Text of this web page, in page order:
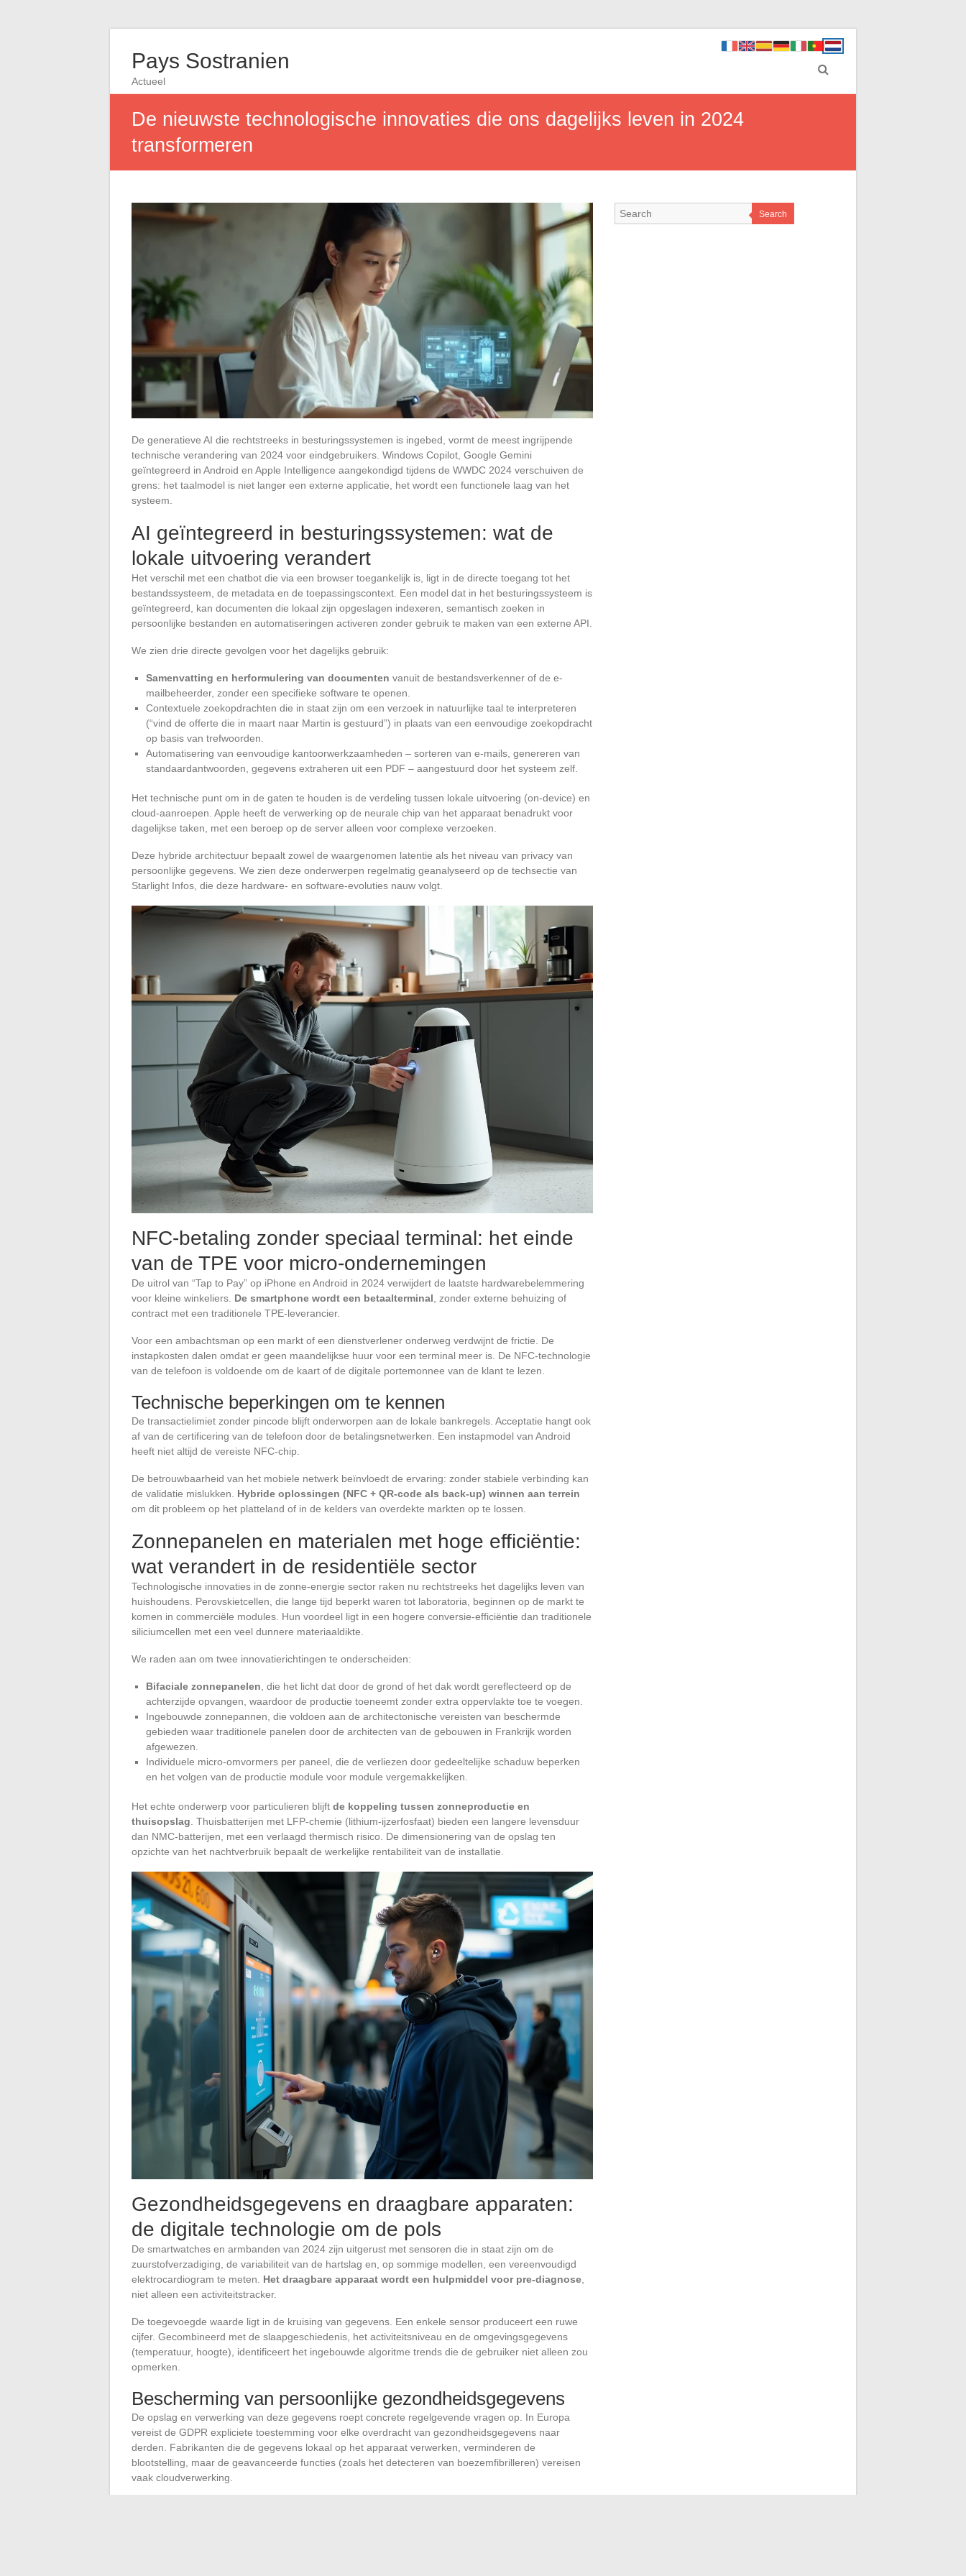
Pays Sostranien
Actueel
De nieuwste technologische innovaties die ons dagelijks leven in 2024
transformeren
De generatieve AI die rechtstreeks in besturingssystemen is ingebed, vormt de meest ingrijpende
technische verandering van 2024 voor eindgebruikers. Windows Copilot, Google Gemini
geïntegreerd in Android en Apple Intelligence aangekondigd tijdens de WWDC 2024 verschuiven de
grens: het taalmodel is niet langer een externe applicatie, het wordt een functionele laag van het
systeem.
AI geïntegreerd in besturingssystemen: wat de
lokale uitvoering verandert
Het verschil met een chatbot die via een browser toegankelijk is, ligt in de directe toegang tot het
bestandssysteem, de metadata en de toepassingscontext. Een model dat in het besturingssysteem is
geïntegreerd, kan documenten die lokaal zijn opgeslagen indexeren, semantisch zoeken in
persoonlijke bestanden en automatiseringen activeren zonder gebruik te maken van een externe API.
We zien drie directe gevolgen voor het dagelijks gebruik:
Samenvatting en herformulering van documenten vanuit de bestandsverkenner of de e-
mailbeheerder, zonder een specifieke software te openen.
Contextuele zoekopdrachten die in staat zijn om een verzoek in natuurlijke taal te interpreteren
(“vind de offerte die in maart naar Martin is gestuurd”) in plaats van een eenvoudige zoekopdracht
op basis van trefwoorden.
Automatisering van eenvoudige kantoorwerkzaamheden – sorteren van e-mails, genereren van
standaardantwoorden, gegevens extraheren uit een PDF – aangestuurd door het systeem zelf.
Het technische punt om in de gaten te houden is de verdeling tussen lokale uitvoering (on-device) en
cloud-aanroepen. Apple heeft de verwerking op de neurale chip van het apparaat benadrukt voor
dagelijkse taken, met een beroep op de server alleen voor complexe verzoeken.
Deze hybride architectuur bepaalt zowel de waargenomen latentie als het niveau van privacy van
persoonlijke gegevens. We zien deze onderwerpen regelmatig geanalyseerd op de techsectie van
Starlight Infos, die deze hardware- en software-evoluties nauw volgt.
NFC-betaling zonder speciaal terminal: het einde
van de TPE voor micro-ondernemingen
De uitrol van “Tap to Pay” op iPhone en Android in 2024 verwijdert de laatste hardwarebelemmering
voor kleine winkeliers. De smartphone wordt een betaalterminal , zonder externe behuizing of
contract met een traditionele TPE-leverancier.
Voor een ambachtsman op een markt of een dienstverlener onderweg verdwijnt de frictie. De
instapkosten dalen omdat er geen maandelijkse huur voor een terminal meer is. De NFC-technologie
van de telefoon is voldoende om de kaart of de digitale portemonnee van de klant te lezen.
Technische beperkingen om te kennen
De transactielimiet zonder pincode blijft onderworpen aan de lokale bankregels. Acceptatie hangt ook
af van de certificering van de telefoon door de betalingsnetwerken. Een instapmodel van Android
heeft niet altijd de vereiste NFC-chip.
De betrouwbaarheid van het mobiele netwerk beïnvloedt de ervaring: zonder stabiele verbinding kan
de validatie mislukken. Hybride oplossingen (NFC + QR-code als back-up) winnen aan terrein
om dit probleem op het platteland of in de kelders van overdekte markten op te lossen.
Zonnepanelen en materialen met hoge efficiëntie:
wat verandert in de residentiële sector
Technologische innovaties in de zonne-energie sector raken nu rechtstreeks het dagelijks leven van
huishoudens. Perovskietcellen, die lange tijd beperkt waren tot laboratoria, beginnen op de markt te
komen in commerciële modules. Hun voordeel ligt in een hogere conversie-efficiëntie dan traditionele
siliciumcellen met een veel dunnere materiaaldikte.
We raden aan om twee innovatierichtingen te onderscheiden:
Bifaciale zonnepanelen , die het licht dat door de grond of het dak wordt gereflecteerd op de
achterzijde opvangen, waardoor de productie toeneemt zonder extra oppervlakte toe te voegen.
Ingebouwde zonnepannen, die voldoen aan de architectonische vereisten van beschermde
gebieden waar traditionele panelen door de architecten van de gebouwen in Frankrijk worden
afgewezen.
Individuele micro-omvormers per paneel, die de verliezen door gedeeltelijke schaduw beperken
en het volgen van de productie module voor module vergemakkelijken.
Het echte onderwerp voor particulieren blijft de koppeling tussen zonneproductie en
thuisopslag . Thuisbatterijen met LFP-chemie (lithium-ijzerfosfaat) bieden een langere levensduur
dan NMC-batterijen, met een verlaagd thermisch risico. De dimensionering van de opslag ten
opzichte van het nachtverbruik bepaalt de werkelijke rentabiliteit van de installatie.
Gezondheidsgegevens en draagbare apparaten:
de digitale technologie om de pols
De smartwatches en armbanden van 2024 zijn uitgerust met sensoren die in staat zijn om de
zuurstofverzadiging, de variabiliteit van de hartslag en, op sommige modellen, een vereenvoudigd
elektrocardiogram te meten. Het draagbare apparaat wordt een hulpmiddel voor pre-diagnose
niet alleen een activiteitstracker.
De toegevoegde waarde ligt in de kruising van gegevens. Een enkele sensor produceert een ruwe
cijfer. Gecombineerd met de slaapgeschiedenis, het activiteitsniveau en de omgevingsgegevens
(temperatuur, hoogte), identificeert het ingebouwde algoritme trends die de gebruiker niet alleen zou
opmerken.
Bescherming van persoonlijke gezondheidsgegevens
De opslag en verwerking van deze gegevens roept concrete regelgevende vragen op. In Europa
vereist de GDPR expliciete toestemming voor elke overdracht van gezondheidsgegevens naar
derden. Fabrikanten die de gegevens lokaal op het apparaat verwerken, verminderen de
blootstelling, maar de geavanceerde functies (zoals het detecteren van boezemfibrilleren) vereisen
vaak cloudverwerking.
Search